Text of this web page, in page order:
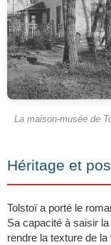
La maison-musée de
Héritage et
Tolstoï a porté le
Sa capacité à saisir
rendre la texture de